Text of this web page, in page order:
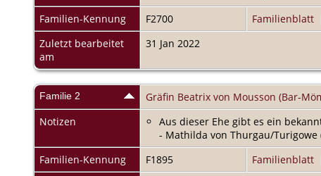
Familien-Kennung
F2700 Familienblatt
Zuletzt bearbeitet
am
31 Jan 2022
Familie 2 Gräfin Beatrix von Mousson (Bar-
Notizen
Aus dieser Ehe gibt es ein
- Mathilda von Thurgau/Turigowe
Familien-Kennung
F1895 Familienblatt